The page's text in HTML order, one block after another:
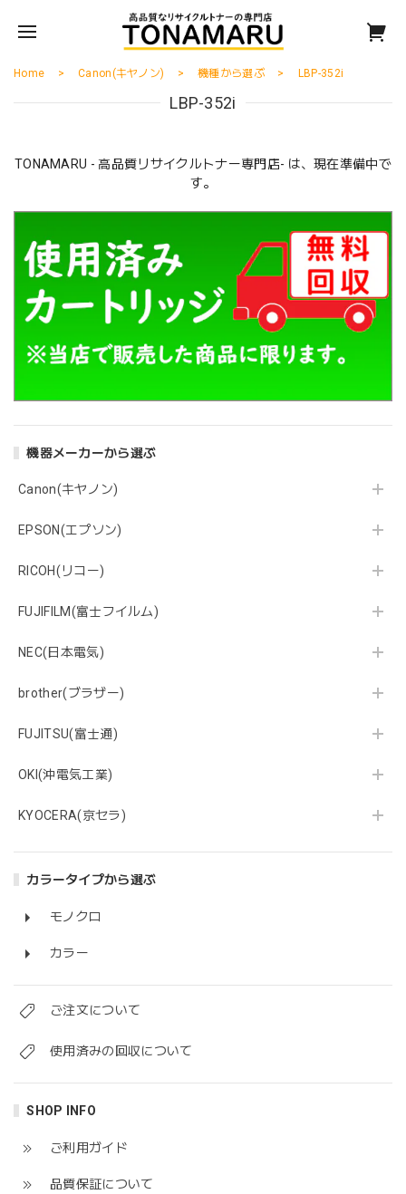
機器メーカーから選ぶ
Canon(キヤノン)
EPSON(エプソン)
RICOH(リコー)
FUJIFILM(富士フイルム)
NEC(日本電気)
brother(ブラザー)
FUJITSU(富士通)
OKI(沖電気工業)
KYOCERA(京セラ)
カラータイプから選ぶ
モノクロ
カラー
ご注文について
使用済みの回収について
SHOP INFO
ご利用ガイド
品質保証について
Home Canon(キヤノン) 機種から選ぶ LBP-352i
LBP-352i
TONAMARU - 高品質リサイクルトナー専門店- は、現在準備中で
す。